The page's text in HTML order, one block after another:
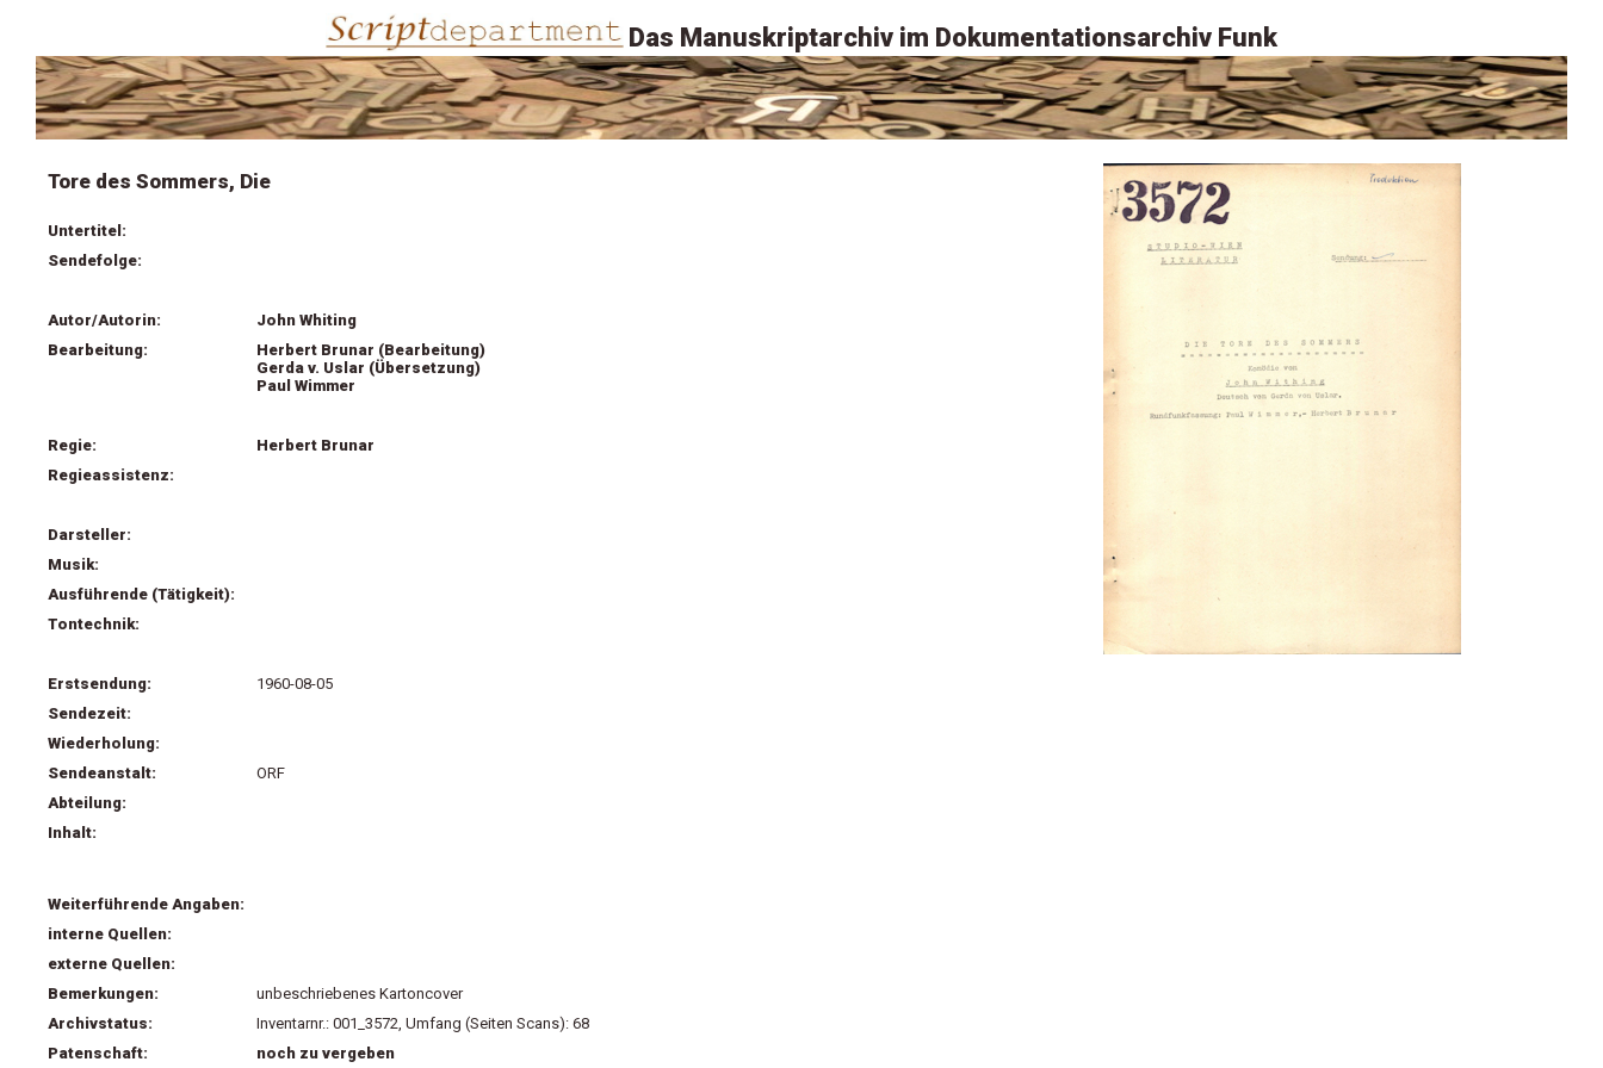
Das Manuskriptarchiv im Dokumentationsarchiv Funk
Tore des Sommers, Die
Untertitel:
Sendefolge:
Autor/Autorin:
John Whiting
Bearbeitung:
Herbert Brunar (Bearbeitung)
Gerda v. Uslar (Übersetzung)
Paul Wimmer
Regie:
Herbert Brunar
Regieassistenz:
Darsteller:
Musik:
Ausführende (Tätigkeit):
Tontechnik:
Erstsendung:
1960-08-05
Sendezeit:
Wiederholung:
Sendeanstalt:
ORF
Abteilung:
Inhalt:
Weiterführende Angaben:
interne Quellen:
externe Quellen:
Bemerkungen:
unbeschriebenes Kartoncover
Archivstatus:
Inventarnr.: 001_3572, Umfang (Seiten Scans): 68
Patenschaft:
noch zu vergeben